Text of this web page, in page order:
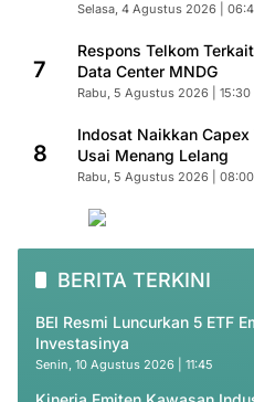
Selasa, 4 Agustus 2026 |
7
Respons Telkom
Data Center MNDG
Rabu, 5 Agustus 2026 | 15:30
8
Indosat Naikkan
Usai Menang Lelang
Rabu, 5 Agustus 2026 | 08:00
BERITA TERKINI
BEI Resmi Luncurkan 5 ETF
Investasinya
Senin, 10 Agustus 2026 | 11:45